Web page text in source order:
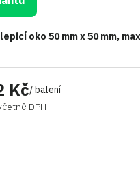
Kč/ balení
DPH
oko 50 mm x 50 mm,